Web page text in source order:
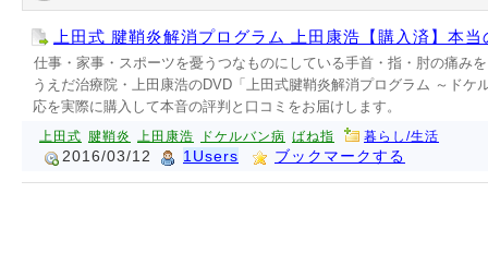
上田式 腱鞘炎解消プログラム 上田康浩【購入済】本
仕事・家事・スポーツを憂うつなものにしている手首・指・肘の痛み
うえだ治療院・上田康浩のDVD「上田式腱鞘炎解消プログラム ～ドケ
応を実際に購入して本音の評判と口コミをお届けします。
上田式 腱鞘炎 上田康浩 ドケルバン病 ばね指 暮らし/生活
2016/03/12 1Users ブックマークする